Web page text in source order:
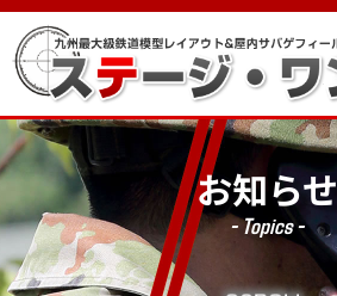
お知らせ
- Topics -